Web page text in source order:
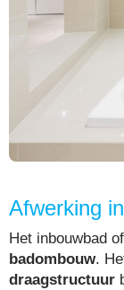
Afwerking
Het inbouwbad
badombouw.
draagstructuur